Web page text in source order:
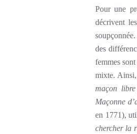
Pour une
décrivent
des
femmes
mixte.
maçon
Maçonne
en 1771),
chercher la